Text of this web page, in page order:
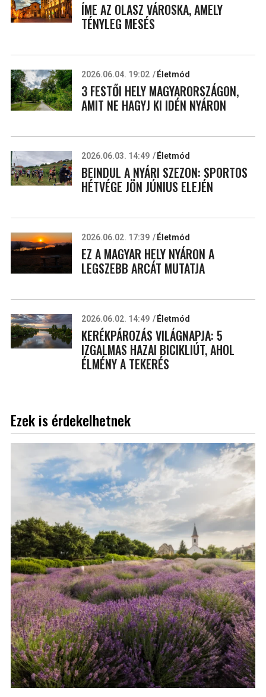
ÍME AZ OLASZ VÁROSKA, AMELY
TÉNYLEG MESÉS
2026.06.04. 19:02 Életmód
3 FESTŐI HELY MAGYARORSZÁGON,
AMIT NE HAGYJ KI IDÉN NYÁRON
2026.06.03. 14:49 Életmód
BEINDUL A NYÁRI SZEZON: SPORTOS
HÉTVÉGE JÖN JÚNIUS ELEJÉN
2026.06.02. 17:39 Életmód
EZ A MAGYAR HELY NYÁRON A
LEGSZEBB ARCÁT MUTATJA
2026.06.02. 14:49 Életmód
KERÉKPÁROZÁS VILÁGNAPJA: 5
IZGALMAS HAZAI BICIKLIÚT, AHOL
ÉLMÉNY A TEKERÉS
Ezek is érdekelhetnek